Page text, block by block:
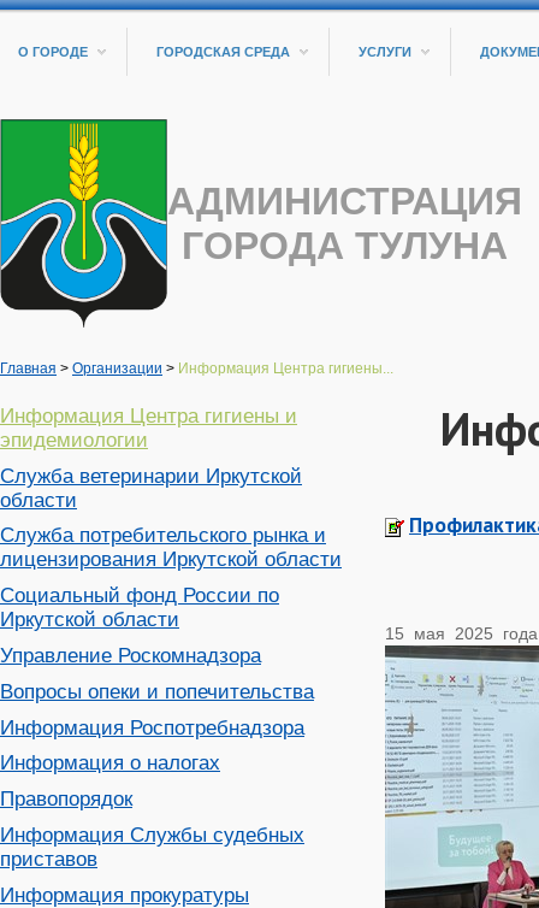
О ГОРОДЕ ГОРОДСКАЯ СРЕДА УСЛУГИ
АДМИНИСТРАЦИЯ
ГОРОДА ТУЛУНА
Главная > Организации > Информация Центра гигиены...
Информация Центра гигиены и
эпидемиологии
Служба ветеринарии Иркутской
области
Служба потребительского рынка и
лицензирования Иркутской области
Социальный фонд России по
Иркутской области
Управление Роскомнадзора
Вопросы опеки и попечительства
Информация Роспотребнадзора
Информация о налогах
Правопорядок
Информация Службы судебных
приставов
Информация прокуратуры
15 мая 2025